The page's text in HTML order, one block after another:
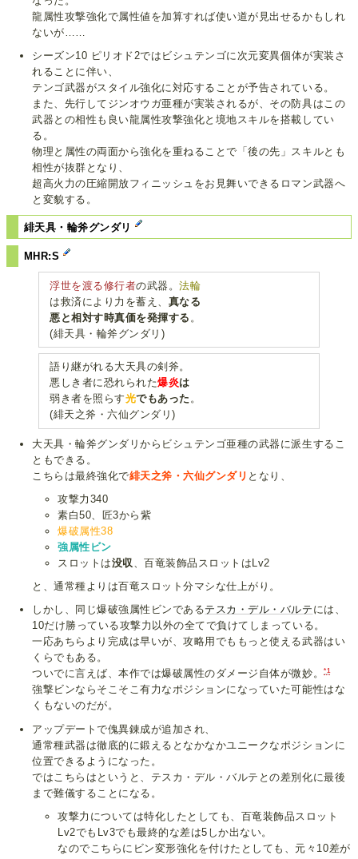
龍属性攻撃強化で属性値を加算すれば使い道が見出せるかもしれ
ないが……
シーズン10 ピリオド2ではビシュテンゴに次元変異個体が実装さ
れることに伴い、
テンゴ武器がスタイル強化に対応することが予告されている。
また、先行してジンオウガ亜種が実装されるが、その防具はこの
武器との相性も良い龍属性攻撃強化と境地スキルを搭載してい
る。
物理と属性の両面から強化を重ねることで「後の先」スキルとも
相性が抜群となり、
超高火力の圧縮開放フィニッシュをお見舞いできるロマン武器へ
と変貌する。
緋天具・輪斧グンダリ
MHR:S
浮世を渡る修行者の武器。法輪
は救済により力を蓄え、 真なる
悪と相対す時真価を発揮する 。
(緋天具・輪斧グンダリ)
語り継がれる大天具の剣斧。
悪しき者に恐れられた爆炎は
弱き者を照らす光でもあった 。
(緋天之斧・六仙グンダリ)
大天具・輪斧グンダリからビシュテンゴ亜種の武器に派生するこ
ともできる。
こちらは最終強化で緋天之斧・六仙グンダリ となり、
攻撃力340
素白50、匠3から紫
爆破属性38
強属性ビン
スロットは没収
、百竜装飾品スロットはLv2
と、通常種よりは百竜スロット分マシな仕上がり。
しかし、同じ爆破強属性ビンであるテスカ・デル・バルテ には、
10だけ勝っている攻撃力以外の全てで負けてしまっている。
一応あちらより完成は早いが、攻略用でももっと使える武器はい
くらでもある。
ついでに言えば、本作では爆破属性のダメージ自体が微妙。*1
強撃ビンならそこそこ有力なポジションになっていた可能性はな
くもないのだが。
アップデートで傀異錬成が追加され、
通常種武器は徹底的に鍛えるとなかなかユニークなポジションに
位置できるようになった。
ではこちらはというと、テスカ・デル・バルテとの差別化に最後
まで難儀することになる。
攻撃力については特化したとしても、百竜装飾品スロット
Lv2でもLv3でも最終的な差は5しか出ない。
なのでこちらにビン変形強化を付けたとしても、元々10差が